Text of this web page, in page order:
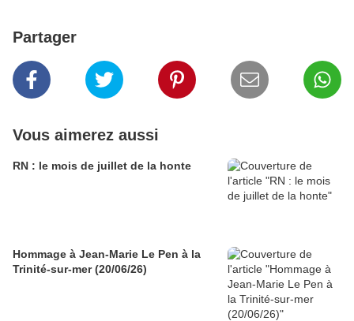
Partager
Vous aimerez aussi
RN : le mois de juillet de la honte
Hommage à Jean-Marie Le Pen à la
Trinité-sur-mer (20/06/26)